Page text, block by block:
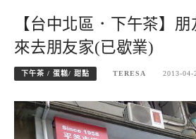
【台中北區．下午茶】
來去朋友家(已歇業)
下午茶 / 蛋糕/ 甜點 TERESA 2013-04-